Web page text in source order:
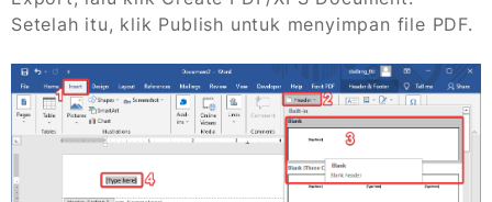
Setelah itu, klik Publish untuk menyimpan file PDF.